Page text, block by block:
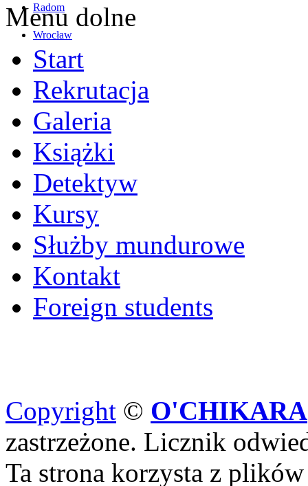
Radom
Wrocław
Menu dolne
Start
Rekrutacja
Galeria
Książki
Detektyw
Kursy
Służby mundurowe
Kontakt
Foreign students
Copyright © O'CHIKARA
zastrzeżone. Licznik
Ta strona korzysta z